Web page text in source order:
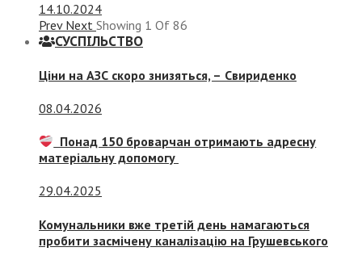
14.10.2024
Prev Next Showing 1 Of 86
СУСПIЛЬСТВО
Ціни на АЗС скоро знизяться, – Свириденко
08.04.2026
Понад 150 броварчан отримають адресну
матеріальну допомогу
29.04.2025
Комунальники вже третій день намагаються
пробити засмічену каналізацію на Грушевського